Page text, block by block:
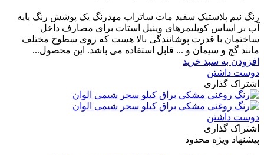
رنگ نیم پلاستیک سفید مات ساتراپ مهدرنگ یک پوشش رنگ پایه
آب بر اساس کوپلیمرهای وینیل استات برای مصارف داخل
ساختمان با قدرت پوشانندگی بالا هست که روی سطوح مختلف
مانند گچ و سیمان و ... قابل استفاده می باشد. این محصول...
افزودن به سبد خرید
دوست داشتن
اشتراک گذاری
دوست داشتن
اشتراک گذاری
پیشنهاد ویژه محدود